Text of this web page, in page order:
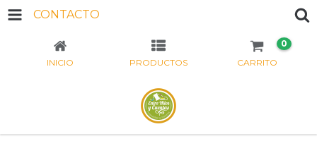
CONTACTO
INICIO PRODUCTOS CARRITO
0